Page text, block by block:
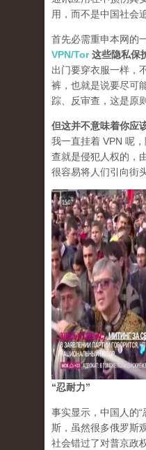
用，而不是中国社会
首先必需重申本网的
VPN/Tor这些隐私保
出门要穿衣服一样，
裤，也就是说要尽可
踪、反审查，这是原
但这并不意味着你应
我一直挂着 VPN 呢
查就是侵犯人权的，
很容易将人们引向街头
“忍耐力”
事实显示，中国人的
斯，虽然很多俄罗斯
社会错过了对普京政